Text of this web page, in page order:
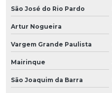
São José do Rio Pardo
Artur Nogueira
Vargem Grande Paulista
Mairinque
São Joaquim da Barra